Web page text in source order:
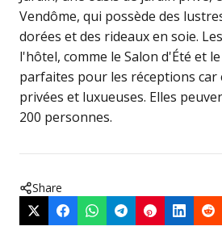
Vendôme, qui possède des
dorées et des rideaux en soie.
l'hôtel, comme le Salon d'Été et
parfaites pour les réceptions car
privées et luxueuses. Elles
200 personnes.
Share